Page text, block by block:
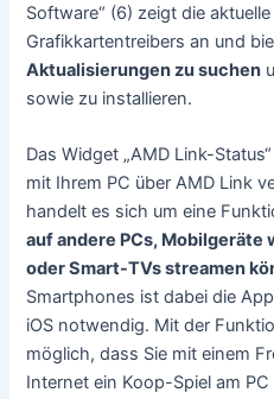
Software“ (6) zeigt die
Grafikkartentreibers an und
Aktualisierungen zu suchen
sowie zu installieren.
Das Widget „AMD Link-
mit Ihrem PC über AMD Link
handelt es sich um eine
auf andere PCs, Mobilgeräte
oder Smart-TVs streamen
Smartphones ist dabei die
iOS notwendig. Mit der
möglich, dass Sie mit einem
Internet ein Koop-Spiel am